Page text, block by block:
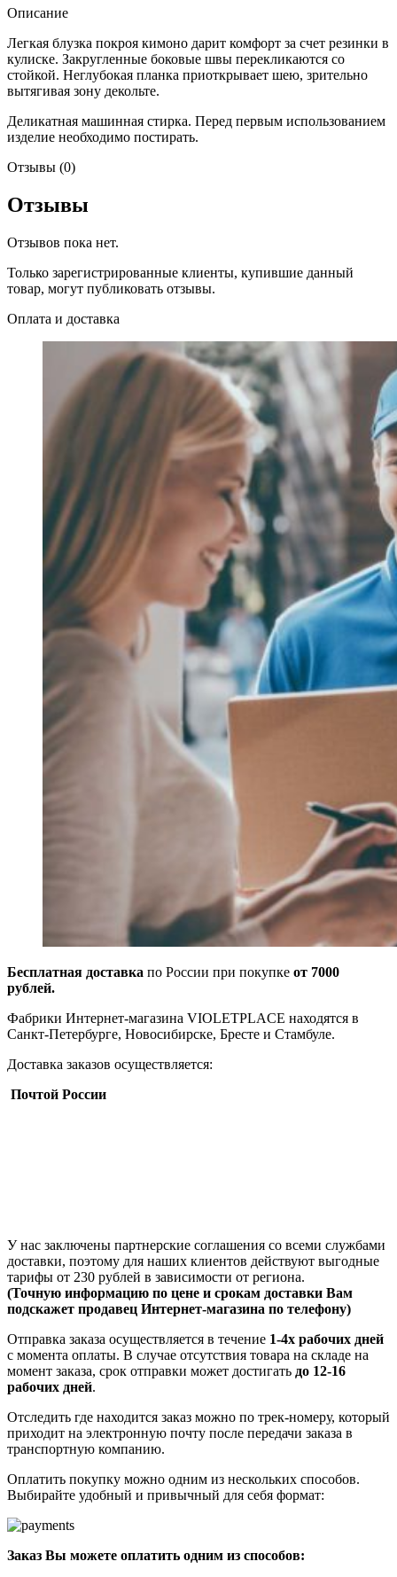
Описание
Легкая блузка покроя кимоно дарит комфорт за счет резинки в
кулиске. Закругленные боковые швы перекликаются со
стойкой. Неглубокая планка приоткрывает шею, зрительно
вытягивая зону декольте.
Деликатная машинная стирка. Перед первым использованием
изделие необходимо постирать.
Отзывы (0)
Отзывы
Отзывов пока нет.
Только зарегистрированные клиенты, купившие данный
товар, могут публиковать отзывы.
Оплата и доставка
Бесплатная доставка по России при покупке от 7000
рублей.
Фабрики Интернет-магазина VIOLETPLACE находятся в
Санкт-Петербурге, Новосибирске, Бресте и Стамбуле.
Доставка заказов осуществляется:
Почтой России
У нас заключены партнерские соглашения со всеми службами
доставки, поэтому для наших клиентов действуют выгодные
тарифы от 230 рублей в зависимости от региона.
(Точную информацию по цене и срокам доставки Вам
подскажет продавец Интернет-магазина по телефону)
Отправка заказа осуществляется в течение 1-4х рабочих дней
с момента оплаты. В случае отсутствия товара на складе на
момент заказа, срок отправки может достигать до 12-16
рабочих дней.
Отследить где находится заказ можно по трек-номеру, который
приходит на электронную почту после передачи заказа в
транспортную компанию.
Оплатить покупку можно одним из нескольких способов.
Выбирайте удобный и привычный для себя формат:
Заказ Вы можете оплатить одним из способов: